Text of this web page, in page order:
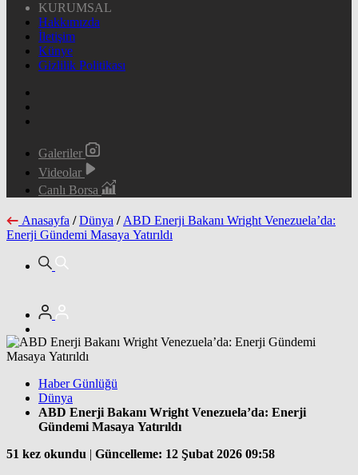
KURUMSAL
Hakkımızda
İletişim
Künye
Gizlilik Politikası
Galeriler
Videolar
Canlı Borsa
Anasayfa / Dünya / ABD Enerji Bakanı Wright Venezuela’da:
Enerji Gündemi Masaya Yatırıldı
Haber Günlüğü
Dünya
ABD Enerji Bakanı Wright Venezuela’da: Enerji
Gündemi Masaya Yatırıldı
51 kez okundu | Güncelleme: 12 Şubat 2026 09:58